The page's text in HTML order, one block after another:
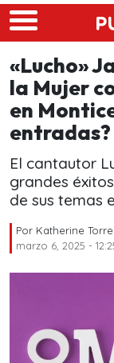
Skip to main
«Lucho»
la Mujer
en
entradas?
El cantautor
grandes
de sus temas
Por Katherine
marzo 6, 2025 -